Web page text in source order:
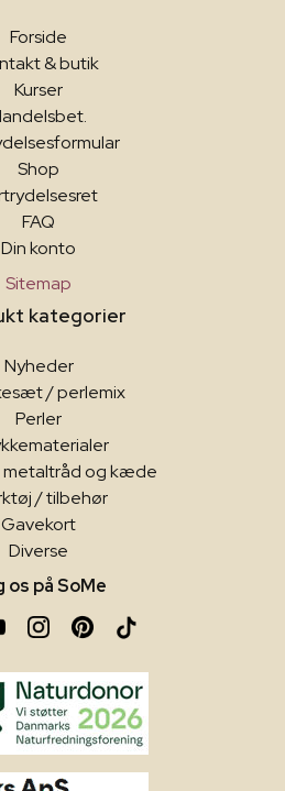
Forside
& butik
Kurser
Shop
FAQ
Din konto
Sitemap
kategorier
Nyheder
/ perlemix
Perler
metaltråd og kæde
/ tilbehør
Gavekort
Diverse
os på SoMe